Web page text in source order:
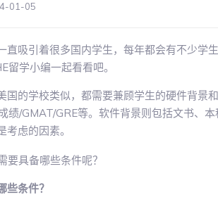
01-05
直吸引着很多国内学生，每年都会有不少学
留学小编一起看看吧。
国的学校类似，都需要兼顾学生的硬件背景
绩/GMAT/GRE等。软件背景则包括文书、
虑的因素。
些条件？